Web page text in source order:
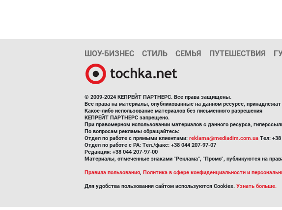
ШОУ-БИЗНЕС СТИЛЬ СЕМЬЯ ПУТЕШЕСТВИЯ
© 2009-2024 КЕПРЕЙТ ПАРТНЕРС. Все права защищены.
Все права на материалы, опубликованные на данном ресурсе,
Какое-либо использование материалов без письменного разрешения
КЕПРЕЙТ ПАРТНЕРС запрещено.
При правомерном использовании материалов с данного ресурса,
По вопросам рекламы обращайтесь:
Отдел по работе с прямыми клиентами: reklama@mediadim.com.ua Тел:
Отдел по работе с РА: Тел./факс: +38 044 207-97-07
Редакция: +38 044 207-97-00
Материалы, отмеченные знаками "Реклама", "Промо", публикуются на
Правила пользования, Политика в сфере конфиденциальности и
Для удобства пользования сайтом используются Cookies. Узнать больше.